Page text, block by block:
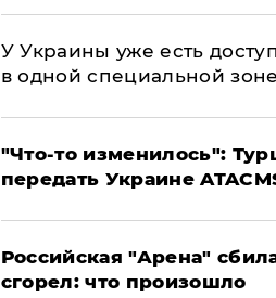
У Украины уже есть
в одной специальной
​"Что-то изменилось":
передать Украине
​Российская "Арена"
сгорел: что произошло